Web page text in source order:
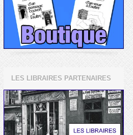
LES LIBRAIRES PARTENAIRES